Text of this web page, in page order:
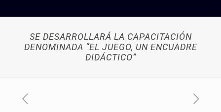
SE DESARROLLARÁ LA CAPACITACIÓN
DENOMINADA “EL JUEGO, UN ENCUADRE
DIDÁCTICO”